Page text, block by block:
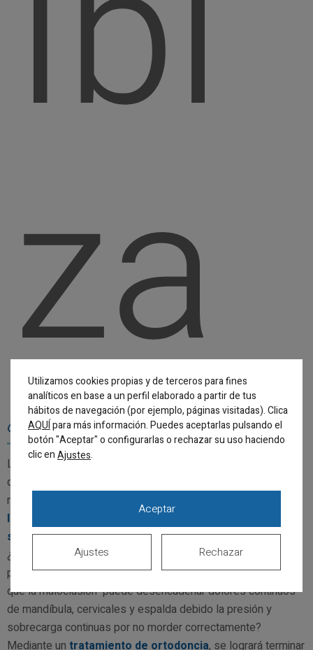
za
¿Qué es laortodoncia?
La ortodonciaes mucho más que una cuestión estética ya
que su principal misión es solucionar otros problemas mucho
más profundos. Su misión
es mejorar la mala posición de
los dientes y la manera en la que mordemos, poniendo
solución a la maloclusión dental.
¿Sabías que unos dientes torcidos o apiñados se limpian
peor y, por tanto, tienen un mayor riesgo de sufrir caries? ¿O
que la maloclusión puede desencadenar dolores continuos
de mandíbula, cervicales y espalda debido la presión y
sobrecarga continuas por no morder correctamente?
Mediante un tratamiento de ortodoncia, se logrará terminar
Utilizamos cookies propias y de terceros para fines
analíticos en base a un perfil elaborado a partir de tus
hábitos de navegación (por ejemplo, páginas visitadas). Clica
AQUÍpara más información. Puedes aceptarlas pulsando el
botón "Aceptar" o configurarlas o rechazar su uso haciendo
clic enAjustes.
Aceptar
Rechazar
Ajustes